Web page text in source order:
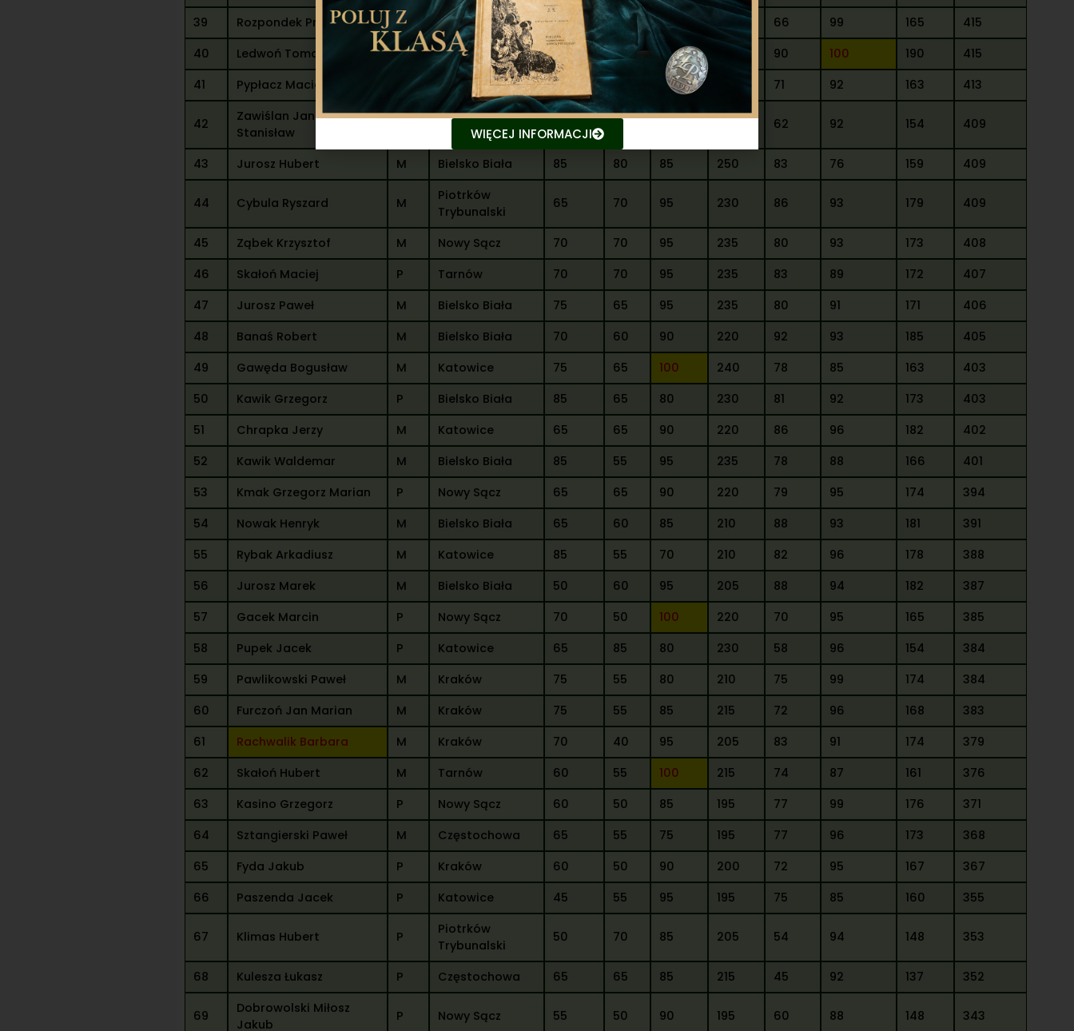
39
Rozpondek Przemysław M Częstochowa 100 60 90 66 99 165
415
40
Ledwoń Tomasz M Częstochowa 55 70 100 90 100 190
415
41
Pypłacz Maciej Częstochowa 95 55 100 71 92 163 413
42
Zawiślan Janusz
Stanisław
Nowy Sącz 70 62 92 154 409
43 Jurosz Hubert M Bielsko Biała 85 80 85 250 83 76 159 409
44 Cybula Ryszard M
Piotrków
Trybunalski
65 70 95 230 86 93 179 409
45 Ząbek Krzysztof M Nowy Sącz 70 70 95 235 80 93 173
408
46
Skałoń Maciej P Tarnów 70 70 95 235 83 89 172
407
47
Jurosz Paweł M Bielsko Biała 75 65 95 235 80 91 171
406
48
Banaś Robert M Bielsko Biała 70 60 90 220 92 93 185
405
49
Gawęda Bogusław M Katowice 75 65 100 240 78 85 163
403
50
Kawik Grzegorz P Bielsko Biała 85 65 80 230 81 92 173
403
51
Chrapka Jerzy M Katowice 65 65 90 220 86 96 182
402
52
Kawik Waldemar M Bielsko Biała 85 55 95 235 78 88 166
401
53
Kmak Grzegorz Marian P Nowy Sącz 65 65 90 220 79 95 174
394
54
Nowak Henryk M Bielsko Biała 65 60 85 210 88 93 181
391
55
Rybak Arkadiusz M Katowice 85 55 70 210 82 96 178
388
56
Jurosz Marek M Bielsko Biała 50 60 95 205 88 94 182
387
57
Gacek Marcin P Nowy Sącz 70 50 100 220 70 95 165
385
58
Pupek Jacek P Katowice 65 85 80 230 58 96 154
384
59
Pawlikowski Paweł M Kraków 75 55 80 210 75 99 174
384
60
Furczoń Jan Marian M Kraków 75 55 85 215 72 96 168
383
61
Rachwalik Barbara M Kraków 70 40 95 205 83 91 174
379
62
Skałoń Hubert M Tarnów 60 55 100 215 74 87 161
376
63
Kasino Grzegorz P Nowy Sącz 60 50 85 195 77 99 176
371
64
Sztangierski Paweł M Częstochowa 65 55 75 195 77 96 173
368
65
Fyda Jakub P Kraków 60 50 90 200 72 95 167
367
66
Paszenda Jacek P Katowice 45 55 95 195 75 85 160 355
67 Klimas Hubert P
Piotrków
Trybunalski
50 70 85 205 54 94 148 353
68 Kulesza Łukasz P Częstochowa 65 65 85 215 45 92 137 352
69
Dobrowolski Miłosz
Jakub
P Nowy Sącz 55 50 90 195 60 88 148 343
WIĘCEJ INFORMACJI